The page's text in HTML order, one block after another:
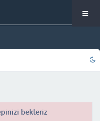
bekleriz